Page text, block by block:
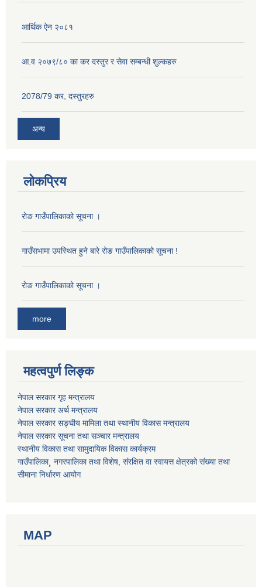
आर्थिक ऐन २०८१
आ.व २०७९/८० का कर दस्तुर र सेवा सम्बन्धी शुल्कहरु
2078/79 कर, दस्तुरहरु
अन्य
लोकप्रिय
राेङ गाउँपालिकाको सूचना ।
गाउँसभामा उपस्थित हुने बारे रोङ गाउँपालिकाको सूचना !
राेङ गाउँपालिकाको सूचना ।
more
महत्वपुर्ण लिङ्क
नेपाल सरकार गृह मन्त्रालय
नेपाल सरकार अर्थ मन्त्रालय
नेपाल सरकार सङ्घीय मामिला तथा स्थानीय विकास मन्त्रालय
नेपाल सरकार सूचना तथा सञ्चार मन्त्रालय
स्थानीय विकास तथा सामुदायिक विकास कार्यक्रम
गाउँपालिका¸ नगरपालिका तथा विशेष, संरक्षित वा स्वायत्त क्षेत्रको संख्या तथा
सीमाना निर्धारण आयोग
MAP